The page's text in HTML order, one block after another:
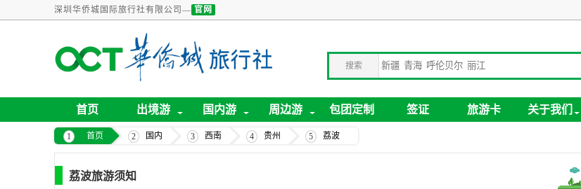
深圳华侨城国际旅行社有限公司— 官网
搜索
首页 出境游 国内游 周边游 包团定制 签证 旅游卡 关于我们
首页 国内 西南 贵州 荔波
荔波旅游须知